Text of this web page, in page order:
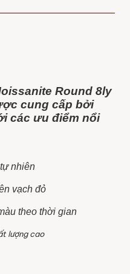
Round 8ly
cung cấp bởi
các ưu điểm nổi
nhiên
vạch đỏ
theo thời gian
lượng cao